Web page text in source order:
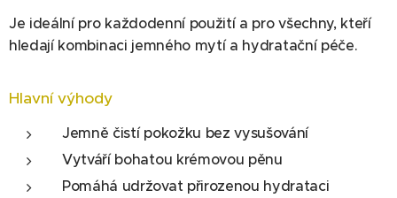
Je ideální pro každodenní použití a pro všechny, kteří
hledají kombinaci jemného mytí a hydratační péče.
Hlavní výhody
Jemně čistí pokožku bez vysušování
Vytváří bohatou krémovou pěnu
Pomáhá udržovat přirozenou hydrataci